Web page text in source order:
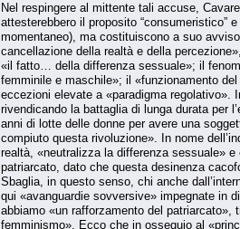
Nel respingere al mittente tali accuse,
attesterebbero il proposito “consumeristico”
momentaneo), ma costituiscono a suo
cancellazione della realtà e della
«il fatto… della differenza sessuale»; il
femminile e maschile»; il «funzionamento
eccezioni elevate a «paradigma
rivendicando la battaglia di lunga durata per
anni di lotte delle donne per avere una
compiuto questa rivoluzione». In nome
realtà, «neutralizza la differenza sessuale»
patriarcato, dato che questa desinenza
Sbaglia, in questo senso, chi anche
qui «avanguardie sovversive» impegnate in
abbiamo «un rafforzamento del
femminismo». Ecco che in ossequio al